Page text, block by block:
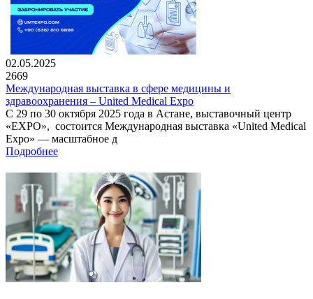
02.05.2025
2669
Международная выставка в сфере медицины и
здравоохранения – United Medical Expo
С 29 по 30 октября 2025 года в Астане, выставочный центр
«EXPO», состоится Международная выставка «United Medical
Expo» — масштабное д
Подробнее